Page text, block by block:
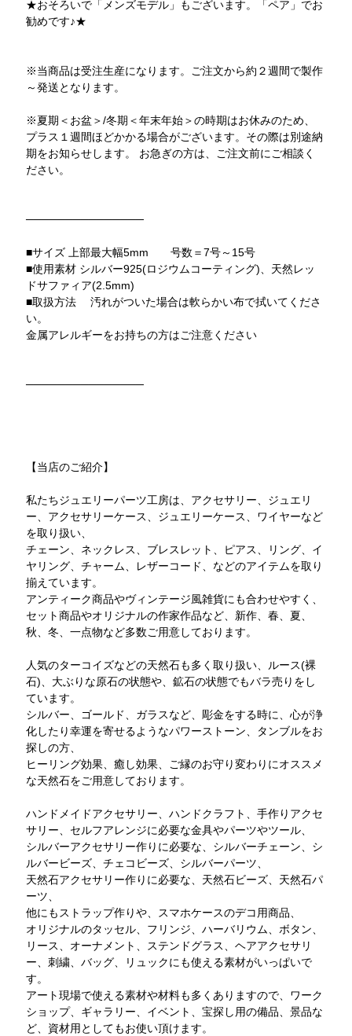
★おそろいで「メンズモデル」もございます。「ペア」でお
勧めです♪★
※当商品は受注生産になります。ご注文から約２週間で製作
～発送となります。
※夏期＜お盆＞/冬期＜年末年始＞の時期はお休みのため、
プラス１週間ほどかかる場合がございます。その際は別途納
期をお知らせします。 お急ぎの方は、ご注文前にご相談く
ださい。
───────────────
■サイズ 上部最大幅5mm 号数＝7号～15号
■使用素材 シルバー925(ロジウムコーティング)、天然レッ
ドサファィア(2.5mm)
■取扱方法 汚れがついた場合は軟らかい布で拭いてくださ
い。
金属アレルギーをお持ちの方はご注意ください
───────────────
【当店のご紹介】
私たちジュエリーパーツ工房は、アクセサリー、ジュエリ
ー、アクセサリーケース、ジュエリーケース、ワイヤーなど
を取り扱い、
チェーン、ネックレス、ブレスレット、ピアス、リング、イ
ヤリング、チャーム、レザーコード、などのアイテムを取り
揃えています。
アンティーク商品やヴィンテージ風雑貨にも合わせやすく、
セット商品やオリジナルの作家作品など、新作、春、夏、
秋、冬、一点物など多数ご用意しております。
人気のターコイズなどの天然石も多く取り扱い、ルース(裸
石)、大ぶりな原石の状態や、鉱石の状態でもバラ売りをし
ています。
シルバー、ゴールド、ガラスなど、彫金をする時に、心が浄
化したり幸運を寄せるようなパワーストーン、タンブルをお
探しの方、
ヒーリング効果、癒し効果、ご縁のお守り変わりにオススメ
な天然石をご用意しております。
ハンドメイドアクセサリー、ハンドクラフト、手作りアクセ
サリー、セルフアレンジに必要な金具やパーツやツール、
シルバーアクセサリー作りに必要な、シルバーチェーン、シ
ルバービーズ、チェコビーズ、シルバーパーツ、
天然石アクセサリー作りに必要な、天然石ビーズ、天然石パ
ーツ、
他にもストラップ作りや、スマホケースのデコ用商品、
オリジナルのタッセル、フリンジ、ハーバリウム、ボタン、
リース、オーナメント、ステンドグラス、ヘアアクセサリ
ー、刺繍、バッグ、リュックにも使える素材がいっぱいで
す。
アート現場で使える素材や材料も多くありますので、ワーク
ショップ、ギャラリー、イベント、宝探し用の備品、景品な
ど、資材用としてもお使い頂けます。